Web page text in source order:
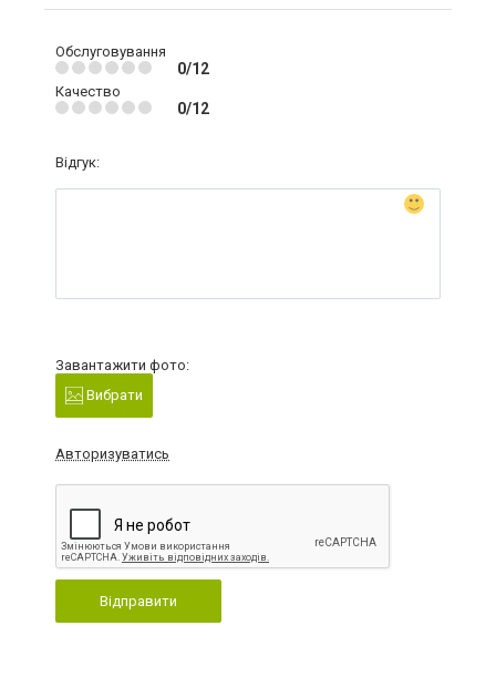
Обслуговування
0/12
Качество
0/12
Відгук:
Завантажити фото:
Вибрати
Авторизуватись
Відправити